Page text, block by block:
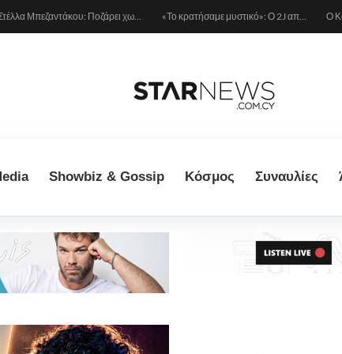
Στέλλα Μπεζαντάκου: Ποζάρει χωρίς φίλτρα και δίνει μια αποστομωτική απάντηση στις γυναίκες που την κράζουν «Το κρατήσαμε μυστικό»: Ο 2J αποκάλυψε πως έγινε πατέρας πριν από έναν μήνα (Βίντεο)
Showbiz & Gossip Κόσμος Συναυλίες